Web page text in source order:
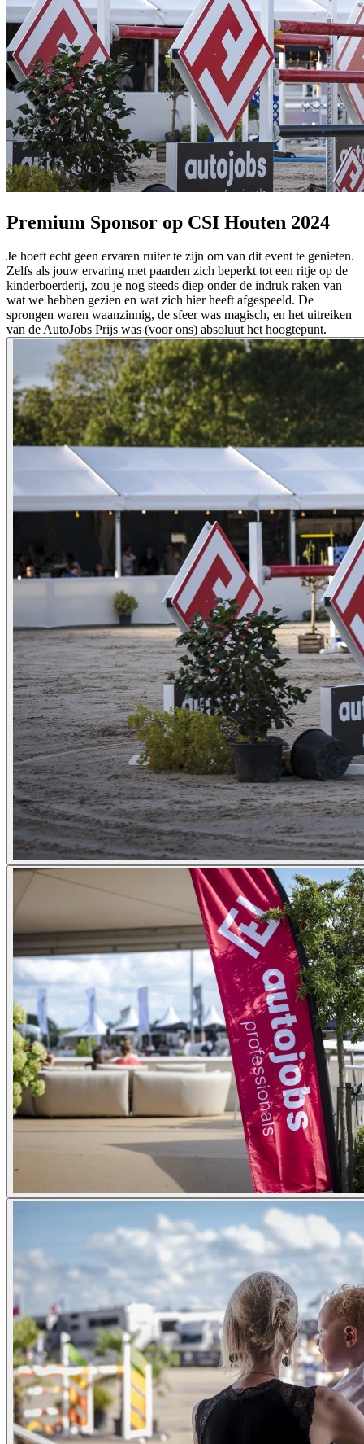
Premium Sponsor op CSI Houten 2024
Je hoeft echt geen ervaren ruiter te zijn om van dit event te genieten.
Zelfs als jouw ervaring met paarden zich beperkt tot een ritje op de
kinderboerderij, zou je nog steeds diep onder de indruk raken van
wat we hebben gezien en wat zich hier heeft afgespeeld. De
sprongen waren waanzinnig, de sfeer was magisch, en het uitreiken
van de AutoJobs Prijs was (voor ons) absoluut het hoogtepunt.